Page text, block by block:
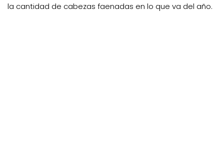
la cantidad de cabezas faenadas en lo que va del año.